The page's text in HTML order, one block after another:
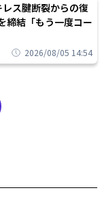
ス腱断裂からの復
締結「もう一度コー
2026/08/05 14:54